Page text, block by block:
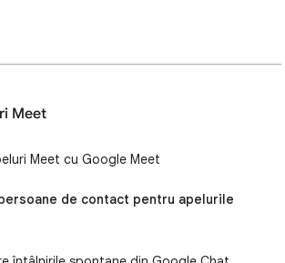
Meet
Meet cu Google Meet
de contact pentru apelurile